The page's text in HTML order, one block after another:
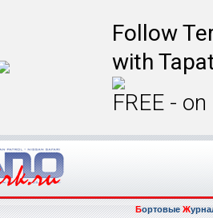
Follow
with
FREE -
БортовыеЖ